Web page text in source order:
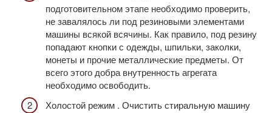
подготовительном этапе необходимо проверить,
не завалялось ли под резиновыми элементами
машины всякой всячины. Как правило, под резину
попадают кнопки с одежды, шпильки, заколки,
монеты и прочие металлические предметы. От
всего этого добра внутренность агрегата
необходимо освободить.
Холостой режим . Очистить стиральную машину